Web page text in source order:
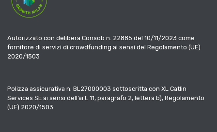
Autorizzato con delibera Consob n. 22885 del 10/11/2023 come
fornitore di servizi di crowdfunding ai sensi del Regolamento (UE)
2020/1503
Polizza assicurativa n. BL27000003 sottoscritta con XL Catlin
Services SE ai sensi dell’art. 11, paragrafo 2, lettera b), Regolamento
(UE) 2020/1503